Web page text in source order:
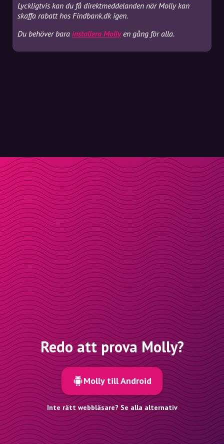
Lyckligtvis kan du få direktmeddelanden när Molly kan
skaffa rabatt hos Findbank.dk igen.
Du behöver bara installera Mollyen gång för alla.
Redo att prova Molly?
Molly till Android
Inte rätt webbläsare? Se alla alternativ